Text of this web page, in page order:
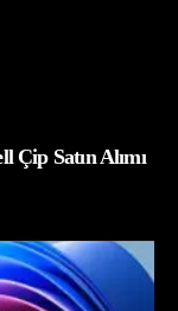
Satın Alımı